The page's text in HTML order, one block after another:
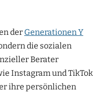
der Generationen Y
die sozialen
Berater
Instagram und TikTok
ihre persönlichen